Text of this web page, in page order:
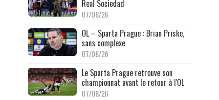
Real Sociedad
07/08/26
OL – Sparta Prague : Brian Priske,
sans complexe
07/08/26
Le Sparta Prague retrouve son
championnat avant le retour à l'OL
07/08/26